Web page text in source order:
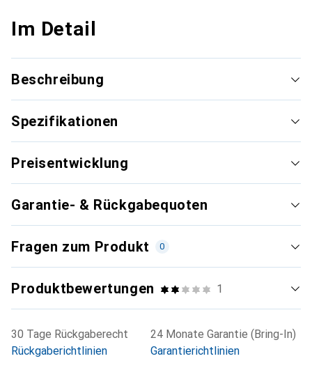
Im Detail
Beschreibung
Spezifikationen
Preisentwicklung
Garantie- & Rückgabequoten
Fragen zum Produkt 0
Produktbewertungen 1
30 Tage Rückgaberecht
Rückgaberichtlinien
24 Monate Garantie (Bring-In)
Garantierichtlinien